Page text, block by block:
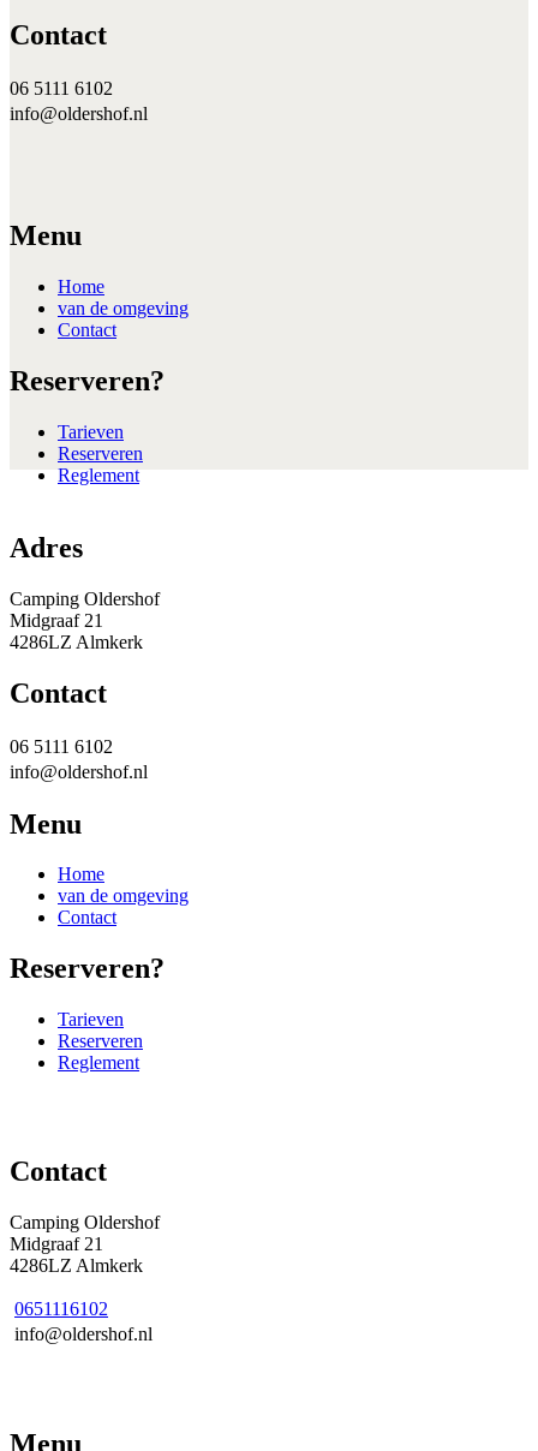
Contact
06 5111 6102
info@oldershof.nl
Menu
Home
van de omgeving
Contact
Reserveren?
Tarieven
Reserveren
Reglement
Adres
Camping Oldershof
Midgraaf 21
4286LZ Almkerk
Contact
06 5111 6102
info@oldershof.nl
Menu
Home
van de omgeving
Contact
Reserveren?
Tarieven
Reserveren
Reglement
Contact
Camping Oldershof
Midgraaf 21
4286LZ Almkerk
0651116102
info@oldershof.nl
Menu